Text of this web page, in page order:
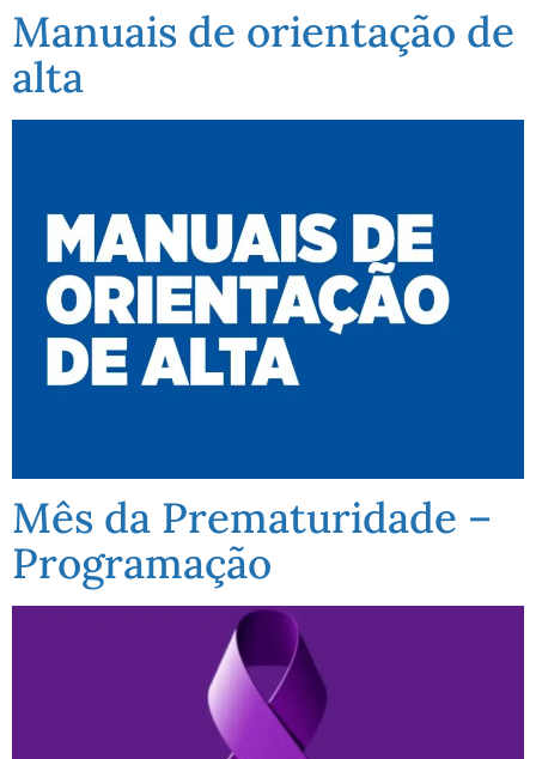
Manuais de orientação de
alta
Mês da Prematuridade –
Programação